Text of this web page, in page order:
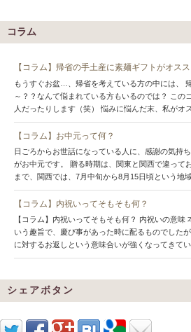
コラム
【コラム】帰省の手土産に素麺ギフトがオス
もうすぐお盆…、帰省を考えている方の中には、
～？？なんて悩まれている方もいるのでは？ この
人だったりします（笑） 悩みに悩んだ末、私が
【コラム】お中元って何？
日ごろからお世話になっている人に、感謝の気持
がお中元です。 贈る時期は、関東と関西で違って
まで、関西では、7月中旬から8月15日頃という地
【コラム】内祝いってそもそも何？
【コラム】内祝いってそもそも何？ 内祝いの意味
いう趣旨で、慶び事があった時に配るものでした
に対するお返しという意味合いが強くなってきて
シェアボタン